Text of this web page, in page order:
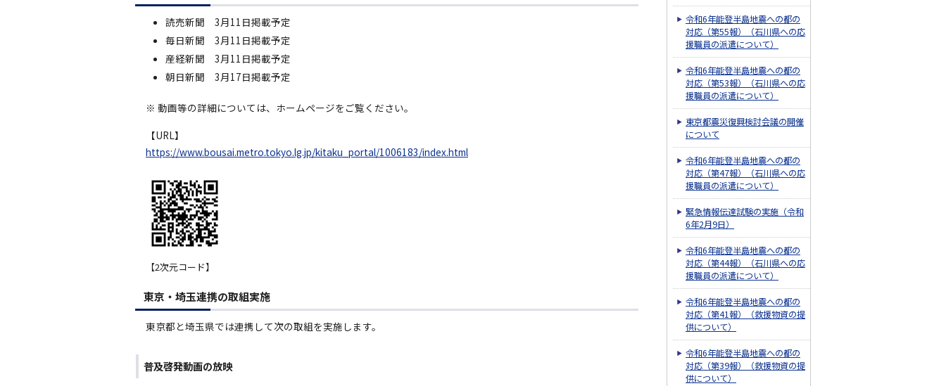
読売新聞 3月11日掲載予定
毎日新聞 3月11日掲載予定
産経新聞 3月11日掲載予定
朝日新聞 3月17日掲載予定
※ 動画等の詳細については、ホームページをご覧ください。
【URL】
https://www.bousai.metro.tokyo.lg.jp/kitaku_portal/1006183/index.html
【2次元コード】
東京・埼玉連携の取組実施
東京都と埼玉県では連携して次の取組を実施します。
普及啓発動画の放映
令和6年能登半島地震への都の
対応（第55報）（石川県への応
援職員の派遣について）
令和6年能登半島地震への都の
対応（第53報）（石川県への応
援職員の派遣について）
東京都震災復興検討会議の開催
について
令和6年能登半島地震への都の
対応（第47報）（石川県への応
援職員の派遣について）
緊急情報伝達試験の実施（令和
6年2月9日）
令和6年能登半島地震への都の
対応（第44報）（石川県への応
援職員の派遣について）
令和6年能登半島地震への都の
対応（第41報）（救援物資の提
供について）
令和6年能登半島地震への都の
対応（第39報）（救援物資の提
供について）